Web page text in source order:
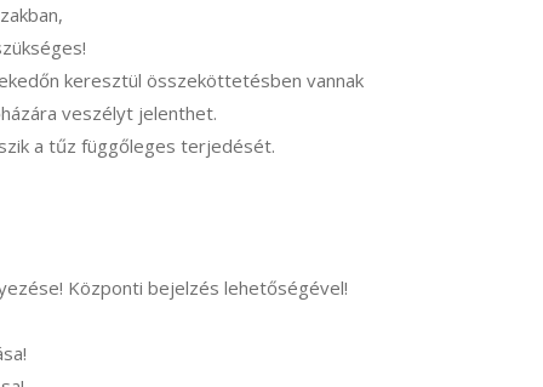
keresztül összeköttetésben vannak
veszélyt jelenthet.
a tűz függőleges terjedését.
Központi bejelzés lehetőségével!